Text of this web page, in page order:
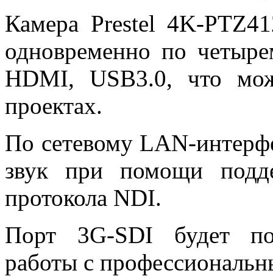
Камера Prestel 4K-
одновременно по
HDMI, USB3.0, что
проектах.
По сетевому LAN-
звук при помощи
протокола NDI.
Порт 3G-SDI будет
работы с